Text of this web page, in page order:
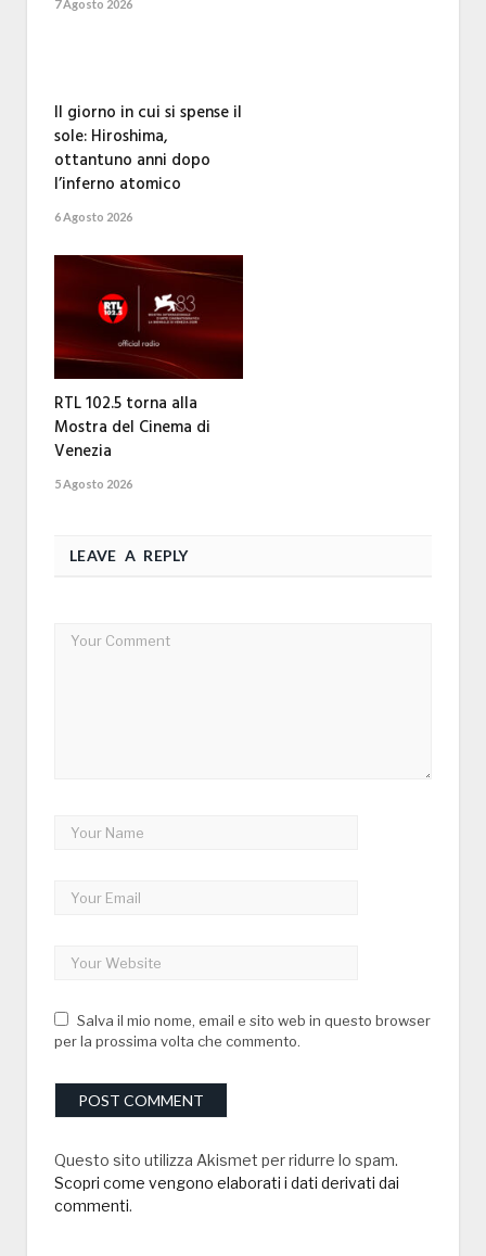
7 Agosto 2026
Il giorno in cui si spense il
sole: Hiroshima,
ottantuno anni dopo
l’inferno atomico
6 Agosto 2026
RTL 102.5 torna alla
Mostra del Cinema di
Venezia
5 Agosto 2026
LEAVE A REPLY
Salva il mio nome, email e sito web in questo browser
per la prossima volta che commento.
Questo sito utilizza Akismet per ridurre lo spam.
Scopri come vengono elaborati i dati derivati dai
commenti.